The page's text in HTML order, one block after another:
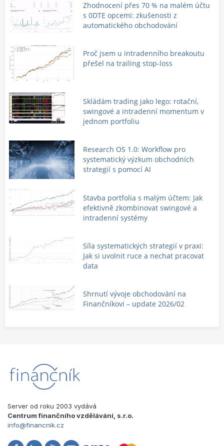
Zhodnocení přes 70 % na malém účtu
s 0DTE opcemi: zkušenosti z
automatického obchodování
Proč jsem u intradenního breakoutu
přešel na trailing stop-loss
Skládám trading jako lego: rotační,
swingové a intradenní momentum v
jednom portfoliu
Research OS 1.0: Workflow pro
systematický výzkum obchodních
strategií s pomocí AI
Stavba portfolia s malým účtem: Jak
efektivně zkombinovat swingové a
intradenní systémy
Síla systematických strategií v praxi:
Jak si uvolnit ruce a nechat pracovat
data
Shrnutí vývoje obchodování na
Finančníkovi – update 2026/02
Server od roku 2003 vydává
Centrum finančního vzdělávání, s.r.o.
info@financnik.cz